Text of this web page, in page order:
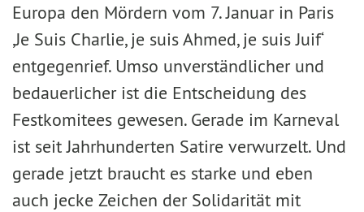
Europa den Mördern vom 7. Januar in Paris
,Je Suis Charlie, je suis Ahmed, je suis Juif‘
entgegenrief. Umso unverständlicher und
bedauerlicher ist die Entscheidung des
Festkomitees gewesen. Gerade im Karneval
ist seit Jahrhunderten Satire verwurzelt. Und
gerade jetzt braucht es starke und eben
auch jecke Zeichen der Solidarität mit